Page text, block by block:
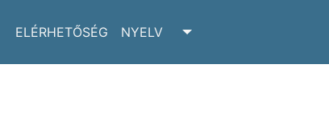
SUBMENU
ADATTÁR SUBMENU
ELÉRHETŐSÉG NYELV